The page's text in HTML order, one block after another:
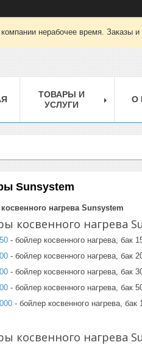
нерабочее время. Заказы
ТОВАРЫ И
УСЛУГИ
О
Sunsystem
нагрева Sunsystem
косвенного нагрева
- бойлер косвенного нагрева, бак
- бойлер косвенного нагрева, бак
- бойлер косвенного нагрева, бак
- бойлер косвенного нагрева, бак
- бойлер косвенного нагрева,
косвенного нагрева